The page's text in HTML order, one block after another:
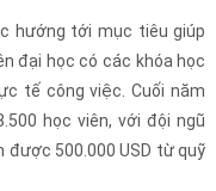
hướng tới mục tiêu giúp
đại học có các khóa học
tế công việc. Cuối năm
học viên, với đội ngũ
được 500.000 USD từ quỹ